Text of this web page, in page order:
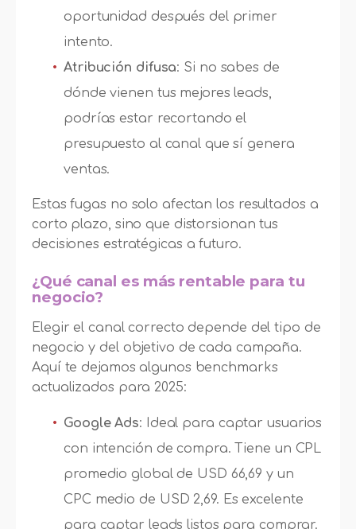
oportunidad después del primer
intento.
Atribución difusa: Si no sabes de
dónde vienen tus mejores leads,
podrías estar recortando el
presupuesto al canal que sí genera
ventas.
Estas fugas no solo afectan los resultados a
corto plazo, sino que distorsionan tus
decisiones estratégicas a futuro.
¿Qué canal es más rentable para tu
negocio?
Elegir el canal correcto depende del tipo de
negocio y del objetivo de cada campaña.
Aquí te dejamos algunos benchmarks
actualizados para 2025:
Google Ads: Ideal para captar usuarios
con intención de compra. Tiene un CPL
promedio global de USD 66,69 y un
CPC medio de USD 2,69. Es excelente
para captar leads listos para comprar.